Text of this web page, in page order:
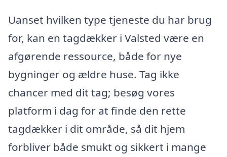
Uanset hvilken type tjeneste du har brug
for, kan en tagdækker i Valsted være en
afgørende ressource, både for nye
bygninger og ældre huse. Tag ikke
chancer med dit tag; besøg vores
platform i dag for at finde den rette
tagdækker i dit område, så dit hjem
forbliver både smukt og sikkert i mange